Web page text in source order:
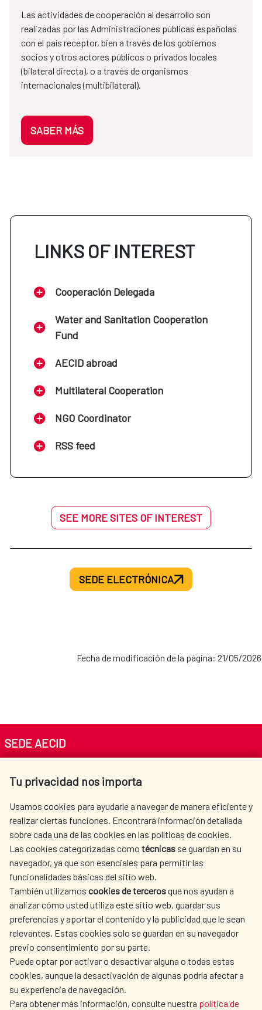
Las actividades de cooperación al desarrollo son
realizadas por las Administraciones públicas españolas
con el país receptor, bien a través de los gobiernos
socios y otros actores públicos o privados locales
(bilateral directa), o a través de organismos
internacionales (multibilateral).
SABER MÁS
LINKS OF INTEREST
Cooperación Delegada
Water and Sanitation Cooperation
Fund
AECID abroad
Multilateral Cooperation
NGO Coordinator
RSS feed
SEE MORE SITES OF INTEREST
SEDE ELECTRÓNICA
Fecha de modificación de la página: 21/05/2026
Tu privacidad nos importa
Usamos cookies para ayudarle a navegar de manera eficiente y
realizar ciertas funciones. Encontrará información detallada
sobre cada una de las cookies en las políticas de cookies.
Las cookies categorizadas como técnicas se guardan en su
navegador, ya que son esenciales para permitir las
funcionalidades básicas del sitio web.
También utilizamos cookies de tercerosque nos ayudan a
analizar cómo usted utiliza este sitio web, guardar sus
preferencias y aportar el contenido y la publicidad que le sean
relevantes. Estas cookies solo se guardan en su navegador
previo consentimiento por su parte.
Puede optar por activar o desactivar alguna o todas estas
cookies, aunque la desactivación de algunas podría afectar a
su experiencia de navegación.
Para obtener más información, consulte nuestra política de
SEDE AECID
Tel. +34 900 20 30 54​​​​​​​
AECID
WHERE DO WE COOPERATE?
SPANISH HUMANITARIAN
ACTION
PRESS ROOM
CULTURE AND SCIENCE LIBRARY
OUR SOCIAL MEDIA